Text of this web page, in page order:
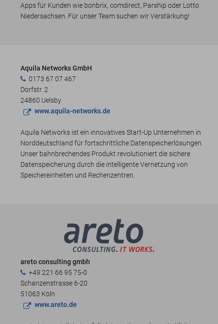
Apps für Kunden wie bonbrix, comdirect, Parship oder Lotto
Niedersachsen. Für unser Team suchen wir Verstärkung!
Aquila Networks GmbH
0173 67 07 467
Dorfstr. 2
24860 Uelsby
www.aquila-networks.de
Aquila Networks ist ein innovatives Start-Up Unternehmen in
Norddeutschland für fortschrittliche Datenspeicherlösungen.
Unser bahnbrechendes Produkt revolutioniert die sichere
Datenspeicherung durch die intelligente Vernetzung von
Speichereinheiten und Rechenzentren.
areto consulting gmbh
+49 221 66 95 75-0
Schanzenstrasse 6-20
51063 Köln
www.areto.de